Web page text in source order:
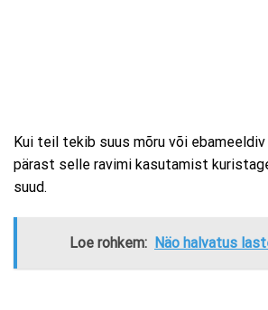
Kui teil tekib suus mõru või
pärast selle ravimi kasutamist
suud.
Loe rohkem: Näo halvatus